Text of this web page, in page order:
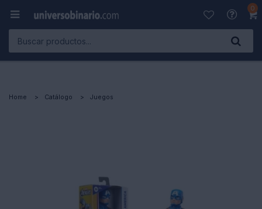
0

Home Catálogo Juegos